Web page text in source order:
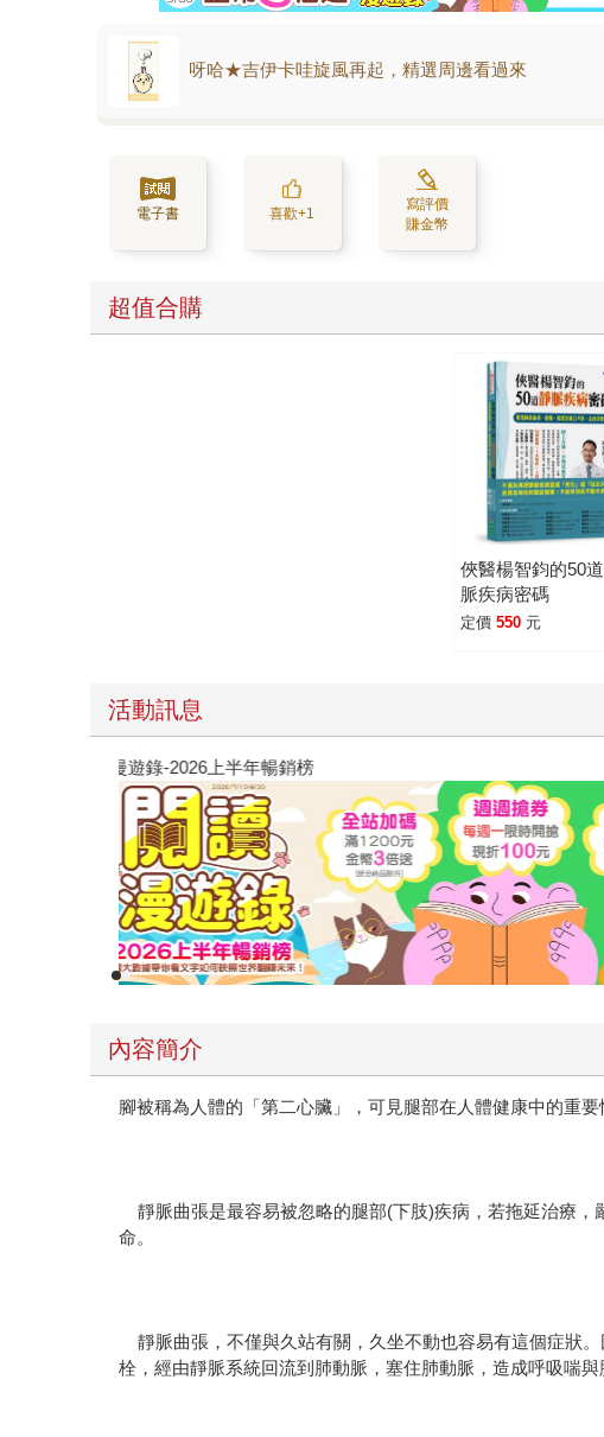
呀哈★吉伊卡哇旋風再起，精選周邊看過來
電子書 喜歡+1
寫評價
賺金幣
超值合購
俠醫楊智鈞的50
脈疾病密碼
定價 550 元
活動訊息
閱讀漫遊錄-2026上半年暢銷榜
內容簡介
腳被稱為人體的「第二心臟」，可見腿部在人體健康中的重
靜脈曲張是最容易被忽略的腿部(下肢)疾病，若拖延治療，
命。
靜脈曲張，不僅與久站有關，久坐不動也容易有這個症狀
栓，經由靜脈系統回流到肺動脈，塞住肺動脈，造成呼吸喘